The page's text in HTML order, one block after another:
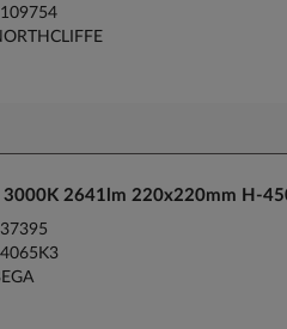
2641lm 220x220mm H-